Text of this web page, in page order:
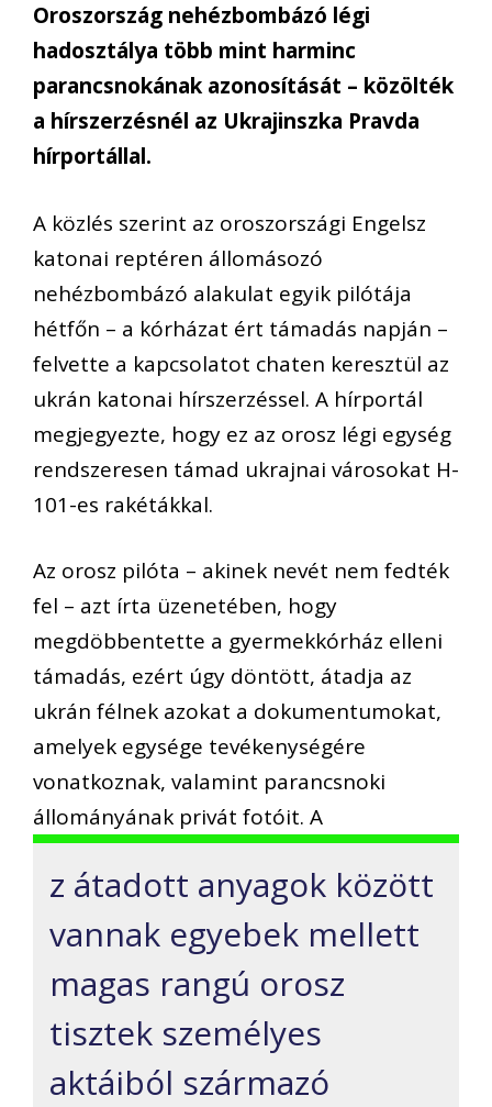
Oroszország nehézbombázó légi
hadosztálya több mint harminc
parancsnokának azonosítását – közölték
a hírszerzésnél az Ukrajinszka Pravda
hírportállal.
A közlés szerint az oroszországi Engelsz
katonai reptéren állomásozó
nehézbombázó alakulat egyik pilótája
hétfőn – a kórházat ért támadás napján –
felvette a kapcsolatot chaten keresztül az
ukrán katonai hírszerzéssel. A hírportál
megjegyezte, hogy ez az orosz légi egység
rendszeresen támad ukrajnai városokat H-
101-es rakétákkal.
Az orosz pilóta – akinek nevét nem fedték
fel – azt írta üzenetében, hogy
megdöbbentette a gyermekkórház elleni
támadás, ezért úgy döntött, átadja az
ukrán félnek azokat a dokumentumokat,
amelyek egysége tevékenységére
vonatkoznak, valamint parancsnoki
állományának privát fotóit. A
z átadott anyagok között
vannak egyebek mellett
magas rangú orosz
tisztek személyes
aktáiból származó